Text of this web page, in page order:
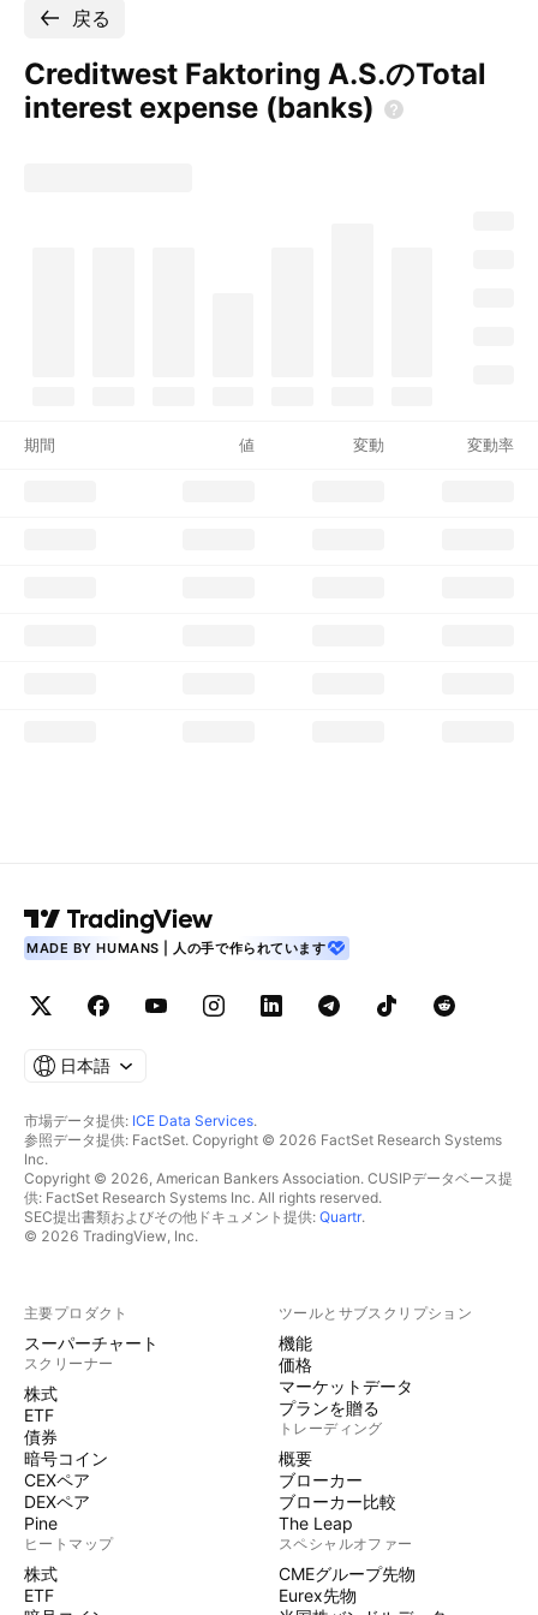
戻る
Creditwest Faktoring A.S.のTotal
interest expense (banks)
期間 値 変動 変動率
MADE BY HUMANS | 人の手で作られています
日本語
市場データ提供: ICE Data Services.
参照データ提供: FactSet. Copyright © 2026 FactSet Research Systems
Inc.
Copyright © 2026, American Bankers Association. CUSIPデータベース提
供: FactSet Research Systems Inc. All rights reserved.
SEC提出書類およびその他ドキュメント提供: Quartr.
© 2026 TradingView, Inc.
主要プロダクト
スーパーチャート
スクリーナー
株式
ETF
債券
暗号コイン
CEXペア
DEXペア
Pine
ヒートマップ
株式
ETF
ツールとサブスクリプション
機能
価格
マーケットデータ
プランを贈る
トレーディング
概要
ブローカー
ブローカー比較
The Leap
スペシャルオファー
CMEグループ先物
Eurex先物